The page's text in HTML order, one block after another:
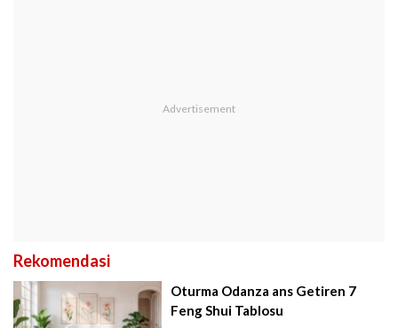
Rekomendasi
Oturma Odanza ans Getiren 7
Feng Shui Tablosu